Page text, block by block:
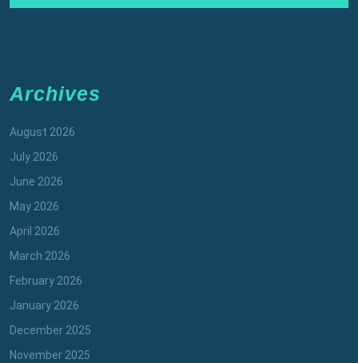
Archives
August 2026
July 2026
June 2026
May 2026
April 2026
March 2026
February 2026
January 2026
December 2025
November 2025